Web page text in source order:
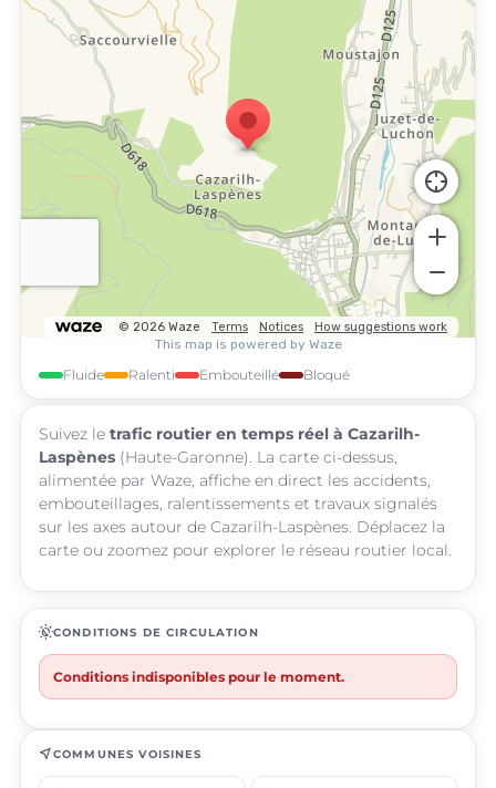
Fluide Ralenti Embouteillé Bloqué
Suivez le trafic routier en temps réel à Cazarilh-
Laspènes (Haute-Garonne). La carte ci-dessus,
alimentée par Waze, affiche en direct les accidents,
embouteillages, ralentissements et travaux signalés
sur les axes autour de Cazarilh-Laspènes. Déplacez la
carte ou zoomez pour explorer le réseau routier local.
routineCONDITIONS DE CIRCULATION
Conditions indisponibles pour le moment.
near_meCOMMUNES VOISINES